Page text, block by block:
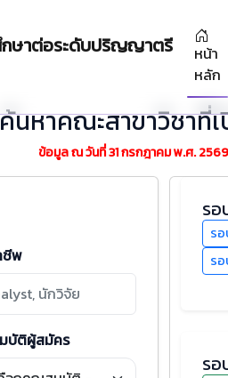
กษาต่อระดับปริญญาตรี
หน้า
หลัก
ค้นหาคณะสาขาวิชาที่
ข้อมูล ณ วันที่ 31 กรกฎาคม พ.ศ. 2569
ชีพ
บัติผู้สมัคร
รอ
ร
ร
รอ